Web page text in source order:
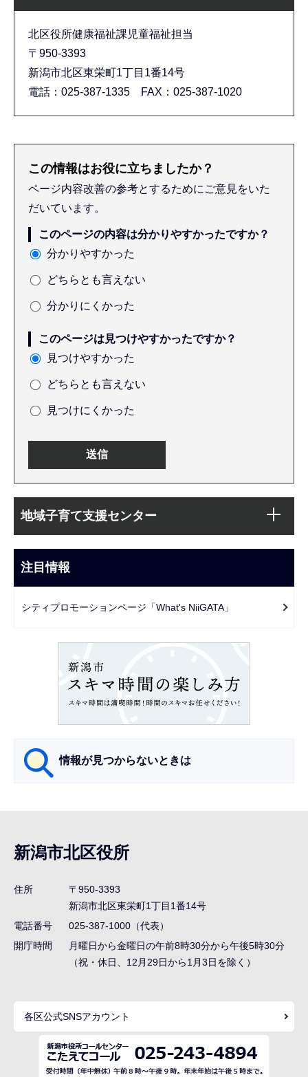
北区役所健康福祉課児童福祉担当
〒950-3393
新潟市北区東栄町1丁目1番14号
電話：025-387-1335 FAX：025-387-1020
この情報はお役に立ちましたか？
ページ内容改善の参考とするためにご意見をいた
だいています。
このページの内容は分かりやすかったですか？
分かりやすかった
どちらとも言えない
分かりにくかった
このページは見つけやすかったですか？
見つけやすかった
どちらとも言えない
見つけにくかった
文
こ
ま
で
サ
ビ
ー
地域子育て支援センター
注目情報
シティプロモーションページ「What's NiiGATA」
情報が見つからないときは
ナ
ビ
ゲ
シ
ョ
ま
新潟市北区役所
住所
〒950-3393
新潟市北区東栄町1丁目1番14号
電話番号
025-387-1000（代表）
開庁時間
月曜日から金曜日の午前8時30分から午後5時30分
（祝・休日、12月29日から1月3日を除く）
各区公式SNSアカウント